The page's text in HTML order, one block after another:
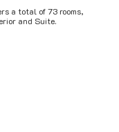
rs a total of73 rooms,
erior and Suite.